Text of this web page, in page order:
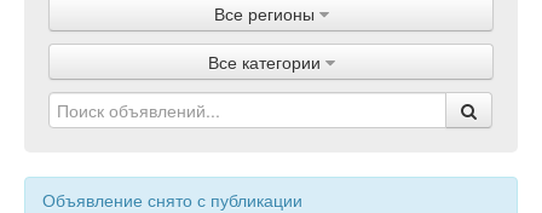
Объявления
Магазины
Услуги
Статьи
Все регионы
Все категории
Объявление снято с публикации